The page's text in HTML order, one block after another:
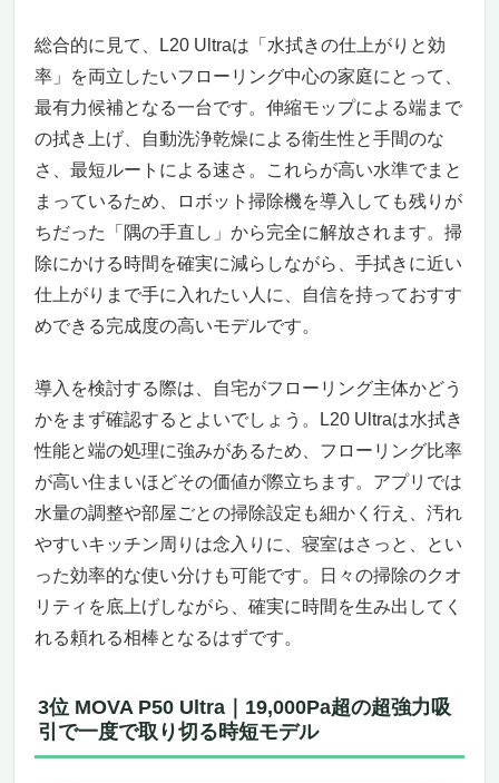
総合的に見て、L20 Ultraは「水拭きの仕上がりと効
率」を両立したいフローリング中心の家庭にとって、
最有力候補となる一台です。伸縮モップによる端まで
の拭き上げ、自動洗浄乾燥による衛生性と手間のな
さ、最短ルートによる速さ。これらが高い水準でまと
まっているため、ロボット掃除機を導入しても残りが
ちだった「隅の手直し」から完全に解放されます。掃
除にかける時間を確実に減らしながら、手拭きに近い
仕上がりまで手に入れたい人に、自信を持っておすす
めできる完成度の高いモデルです。
導入を検討する際は、自宅がフローリング主体かどう
かをまず確認するとよいでしょう。L20 Ultraは水拭き
性能と端の処理に強みがあるため、フローリング比率
が高い住まいほどその価値が際立ちます。アプリでは
水量の調整や部屋ごとの掃除設定も細かく行え、汚れ
やすいキッチン周りは念入りに、寝室はさっと、とい
った効率的な使い分けも可能です。日々の掃除のクオ
リティを底上げしながら、確実に時間を生み出してく
れる頼れる相棒となるはずです。
3位 MOVA P50 Ultra｜19,000Pa超の超強力吸
引で一度で取り切る時短モデル